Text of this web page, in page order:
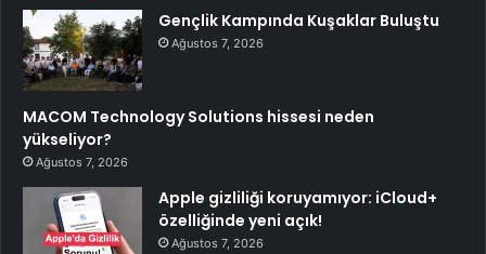
Gençlik Kampında Kuşaklar Buluştu
Ağustos 7, 2026
MACOM Technology Solutions hissesi neden
yükseliyor?
Ağustos 7, 2026
Apple gizliliği koruyamıyor: iCloud+
özelliğinde yeni açık!
Ağustos 7, 2026